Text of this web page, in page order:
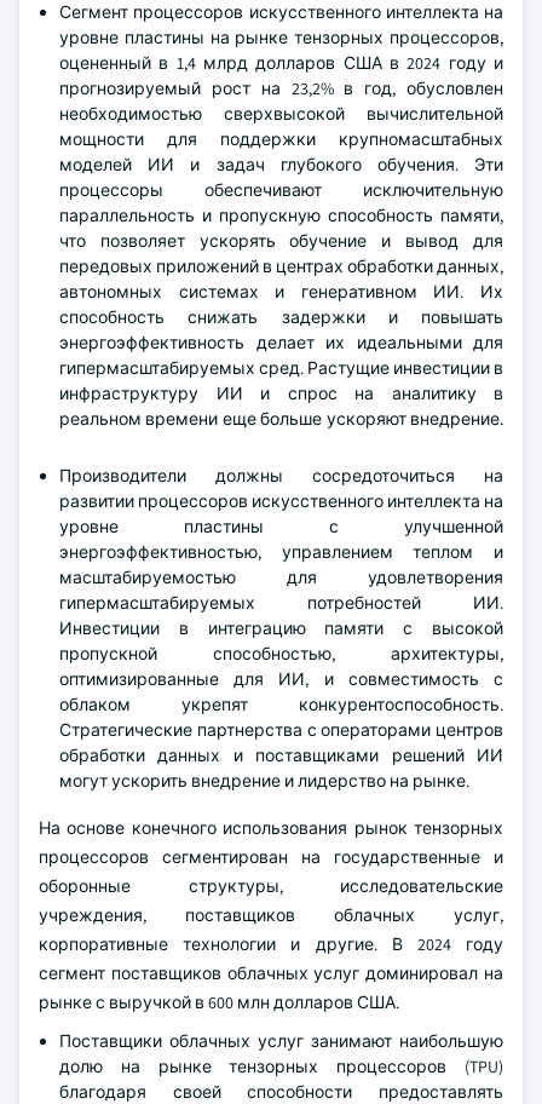
Сегмент процессоров искусственного интеллекта на
уровне пластины на рынке тензорных процессоров,
оцененный в 1,4 млрд долларов США в 2024 году и
прогнозируемый рост на 23,2% в год, обусловлен
необходимостью сверхвысокой вычислительной
мощности для поддержки крупномасштабных
моделей ИИ и задач глубокого обучения. Эти
процессоры обеспечивают исключительную
параллельность и пропускную способность памяти,
что позволяет ускорять обучение и вывод для
передовых приложений в центрах обработки данных,
автономных системах и генеративном ИИ. Их
способность снижать задержки и повышать
энергоэффективность делает их идеальными для
гипермасштабируемых сред. Растущие инвестиции в
инфраструктуру ИИ и спрос на аналитику в
реальном времени еще больше ускоряют внедрение.
Производители должны сосредоточиться на
развитии процессоров искусственного интеллекта на
уровне пластины с улучшенной
энергоэффективностью, управлением теплом и
масштабируемостью для удовлетворения
гипермасштабируемых потребностей ИИ.
Инвестиции в интеграцию памяти с высокой
пропускной способностью, архитектуры,
оптимизированные для ИИ, и совместимость с
облаком укрепят конкурентоспособность.
Стратегические партнерства с операторами центров
обработки данных и поставщиками решений ИИ
могут ускорить внедрение и лидерство на рынке.
На основе конечного использования рынок тензорных
процессоров сегментирован на государственные и
оборонные структуры, исследовательские
учреждения, поставщиков облачных услуг,
корпоративные технологии и другие. В 2024 году
сегмент поставщиков облачных услуг доминировал на
рынке с выручкой в 600 млн долларов США.
Поставщики облачных услуг занимают наибольшую
долю на рынке тензорных процессоров (TPU)
благодаря своей способности предоставлять